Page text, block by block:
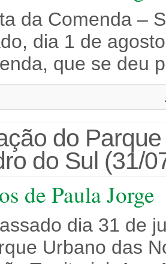
da Comenda –
dia 1 de
que se deu
do
do Sul (31/
de Paula Jorge
dia 31 de
Urbano das